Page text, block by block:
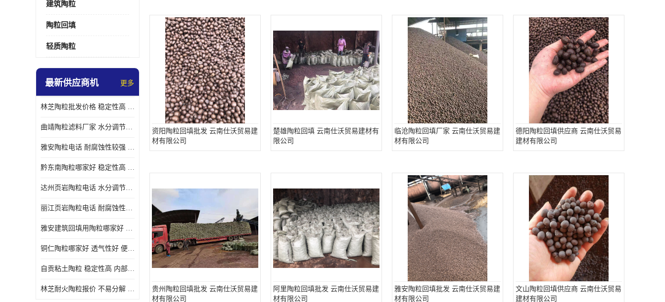
建筑陶粒
陶粒回填
轻质陶粒
最新供应商机 更多
林芝陶粒批发价格 稳定性高 便于搬运和使用
曲靖陶粒滤料厂家 水分调节性好 长期使用寿命较长
雅安陶粒电话 耐腐蚀性较强 长期使用寿命较长
黔东南陶粒哪家好 稳定性高 长期使用寿命较长
达州页岩陶粒电话 水分调节性好 密度低 重量轻
丽江页岩陶粒电话 耐腐蚀性较强 便于搬运和使用
雅安建筑回填用陶粒哪家好 孔隙率高 比重轻 密度较小
铜仁陶粒哪家好 透气性好 便于搬运和使用
自贡粘土陶粒 稳定性高 内部空隙较大
林芝耐火陶粒报价 不易分解 便于搬运和使用
资阳陶粒回填批发 云南仕沃贸易建
材有限公司
楚雄陶粒回填 云南仕沃贸易建材有
限公司
临沧陶粒回填厂家 云南仕沃贸易建
材有限公司
德阳陶粒回填供应商 云南仕沃贸易
建材有限公司
贵州陶粒回填批发 云南仕沃贸易建
材有限公司
阿里陶粒回填批发 云南仕沃贸易建
材有限公司
雅安陶粒回填批发 云南仕沃贸易建
材有限公司
文山陶粒回填供应商 云南仕沃贸易
建材有限公司